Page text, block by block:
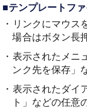
■テンプレートフ
・リンクにマウス
場合はボタン長
・表示されたメニ
ンク先を保存」
・表示されたダイ
ト」などの任意